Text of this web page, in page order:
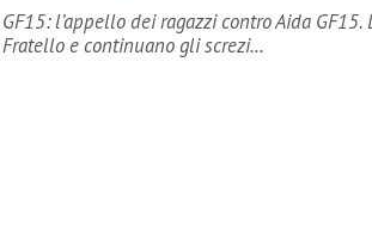
GF15: l’appello dei ragazzi contro Aida
Fratello e continuano gli screzi…